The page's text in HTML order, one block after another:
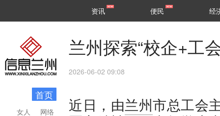
区县
资讯 便民 经
首页
网络
女人
兰州探索“校企+工
2026-06-02 09:08
近日，由兰州市总工会